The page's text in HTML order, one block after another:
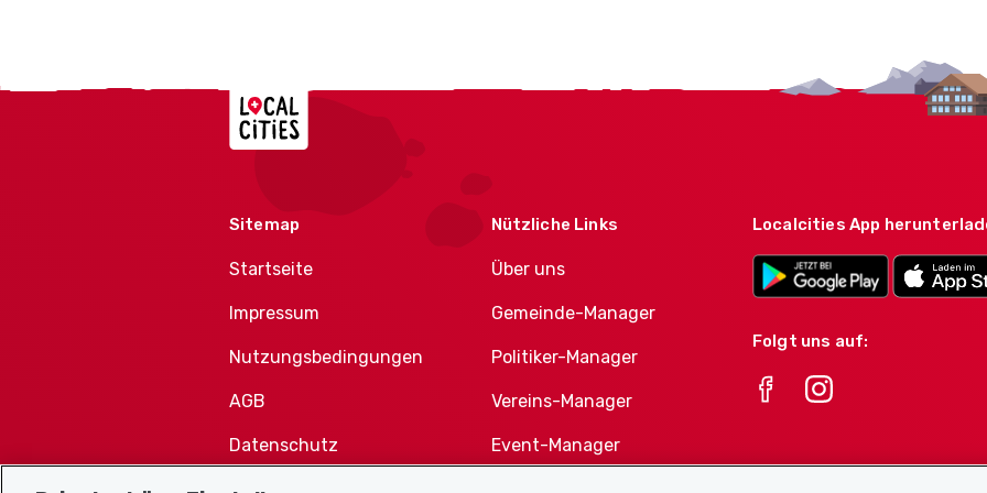
Localcities
Sitemap
Startseite
Impressum
Nutzungsbedingungen
AGB
Datenschutz
Cookie-Richtlinie
Nützliche Links
Über uns
Gemeinde-Manager
Politiker-Manager
Vereins-Manager
Event-Manager
Localcities App
Folgt uns auf: